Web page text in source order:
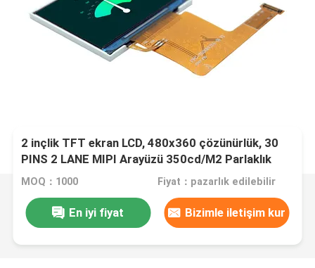
2 inçlik TFT ekran LCD, 480x360 çözünürlük, 30
PINS 2 LANE MIPI Arayüzü 350cd/M2 Parlaklık
MOQ：1000 Fiyat：pazarlık edilebilir
En iyi fiyat Bizimle iletişim kur